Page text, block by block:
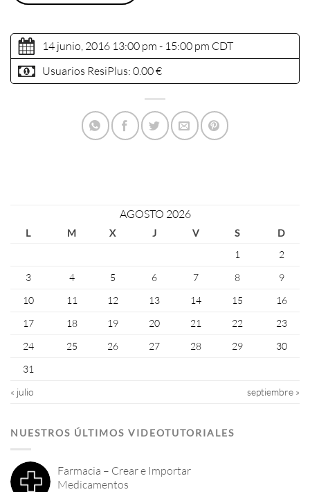
14 junio, 2016 13:00 pm - 15:00 pm CDT
Usuarios ResiPlus: 0.00 €
AGOSTO 2026
L M X J V S
D
1
2
3
4 5 6 7 8
9
10
11 12 13 14 15
16
17
18 19 20 21 22
23
24
25 26 27 28 29
30
31
« julio
septiembre »
NUESTROS ÚLTIMOS VIDEOTUTORIALES
Farmacia – Crear e Importar
Medicamentos